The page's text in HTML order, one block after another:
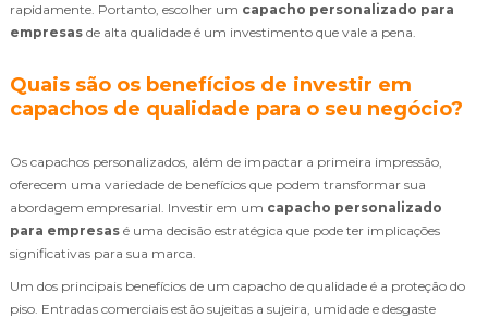
rapidamente. Portanto, escolher um capacho personalizado para
empresas de alta qualidade é um investimento que vale a pena.
Quais são os benefícios de investir em
capachos de qualidade para o seu negócio?
Os capachos personalizados, além de impactar a primeira impressão,
oferecem uma variedade de benefícios que podem transformar sua
abordagem empresarial. Investir em um capacho personalizado
para empresas é uma decisão estratégica que pode ter implicações
significativas para sua marca.
Um dos principais benefícios de um capacho de qualidade é a proteção do
piso. Entradas comerciais estão sujeitas a sujeira, umidade e desgaste